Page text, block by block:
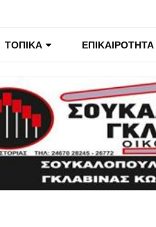
ΤΟΠΙΚΑ ΕΠΙΚΑΙΡΟΤΗΤΑ